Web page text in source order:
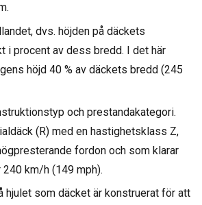
dvs. höjden på däckets
i procent av dess bredd. I det här
höjd 40 % av däckets bredd (245
och prestandakategori.
(R) med en hastighetsklass Z,
fordon och som klarar
km/h (149 mph).
hjulet som däcket är konstruerat för att